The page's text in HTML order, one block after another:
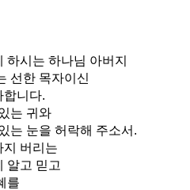
하시는 하나님 아버지
선한 목자이신
합니다.
는 귀와
는 눈을 허락해 주소서.
지 버리는
알고 믿고
를